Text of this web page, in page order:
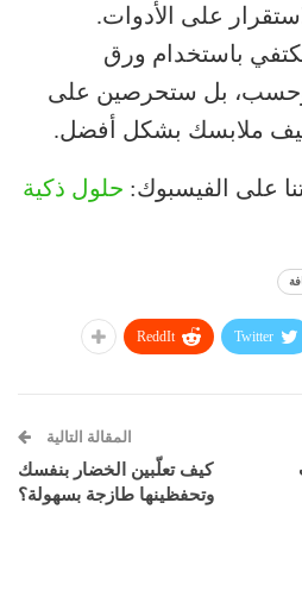
على الأدوات.
باستخدام ورق
وحسب، بل ستحرصين على
ملابسك بشكل أفضل.
على الفيسبوك: حلول ذكية
Twitter
ReddIt
المقالة التالية
كيف تعلّبين الخضار بنفسك
وتحفظينها طازجة بسهولة؟